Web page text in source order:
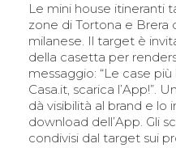
Le mini house itineranti
zone di Tortona e Brera
milanese. Il target è
della casetta per
messaggio: “Le case
Casa.it, scarica l’App!”.
dà visibilità al brand e lo
download dell’App. Gli
condivisi dal target sui